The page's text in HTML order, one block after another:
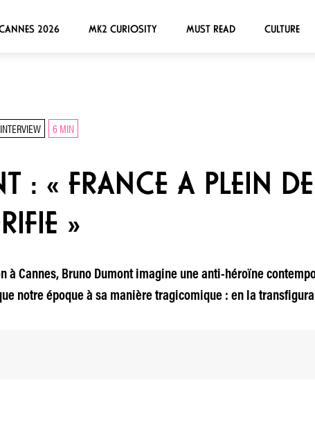
2026 MK2 CURIOSITY MUST READ CULTURE
INTERVIEW 6 MIN
: « FRANCE A PLEIN DE
»
à Cannes, Bruno Dumont imagine une anti-héroïne
notre époque à sa manière tragicomique : en la